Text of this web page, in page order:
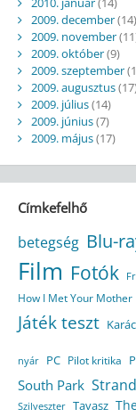
2009. december(14)
2009. november
2009. október(9)
2009. szeptember
2009. augusztus
2009. július(14)
2009. június(7)
2009. május(17)
Címkefelhő
betegség Blu-
Film Fotók
How I Met Your Mother
Játék teszt
nyár PC Pilot kritika
South Park Strand
Szilveszter Tavasz